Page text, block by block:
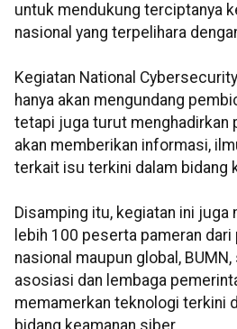
untuk mendukung terciptanya
nasional yang terpelihara
Kegiatan National
hanya akan mengundang
tetapi juga turut menghadirkan
akan memberikan informasi,
terkait isu terkini dalam bidang
Disamping itu, kegiatan ini juga
lebih 100 peserta pameran
nasional maupun global,
asosiasi dan lembaga
memamerkan teknologi terkini